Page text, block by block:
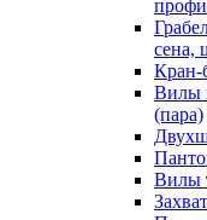
сена,
Кран-
Вилы
(пара)
Вилы